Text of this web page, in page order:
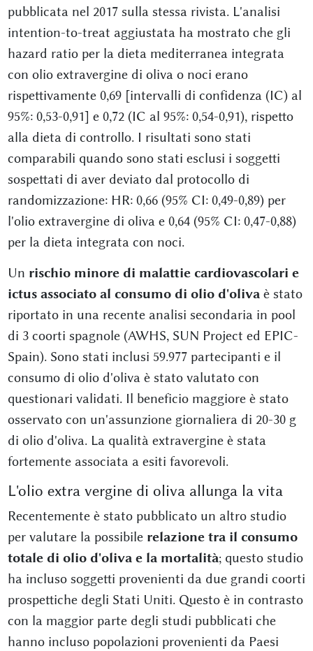
pubblicata nel 2017 sulla stessa rivista. L'analisi
intention-to-treat aggiustata ha mostrato che gli
hazard ratio per la dieta mediterranea integrata
con olio extravergine di oliva o noci erano
rispettivamente 0,69 [intervalli di confidenza (IC) al
95%: 0,53-0,91] e 0,72 (IC al 95%: 0,54-0,91), rispetto
alla dieta di controllo. I risultati sono stati
comparabili quando sono stati esclusi i soggetti
sospettati di aver deviato dal protocollo di
randomizzazione: HR: 0,66 (95% CI: 0,49-0,89) per
l'olio extravergine di oliva e 0,64 (95% CI: 0,47-0,88)
per la dieta integrata con noci.
Un rischio minore di malattie cardiovascolari e
ictus associato al consumo di olio d'olivaè stato
riportato in una recente analisi secondaria in pool
di 3 coorti spagnole (AWHS, SUN Project ed EPIC-
Spain). Sono stati inclusi 59.977 partecipanti e il
consumo di olio d'oliva è stato valutato con
questionari validati. Il beneficio maggiore è stato
osservato con un'assunzione giornaliera di 20-30 g
di olio d'oliva. La qualità extravergine è stata
fortemente associata a esiti favorevoli.
L'olio extra vergine di oliva allunga la vita
Recentemente è stato pubblicato un altro studio
per valutare la possibile relazione tra il consumo
totale di olio d'oliva e la mortalità; questo studio
ha incluso soggetti provenienti da due grandi coorti
prospettiche degli Stati Uniti. Questo è in contrasto
con la maggior parte degli studi pubblicati che
hanno incluso popolazioni provenienti da Paesi